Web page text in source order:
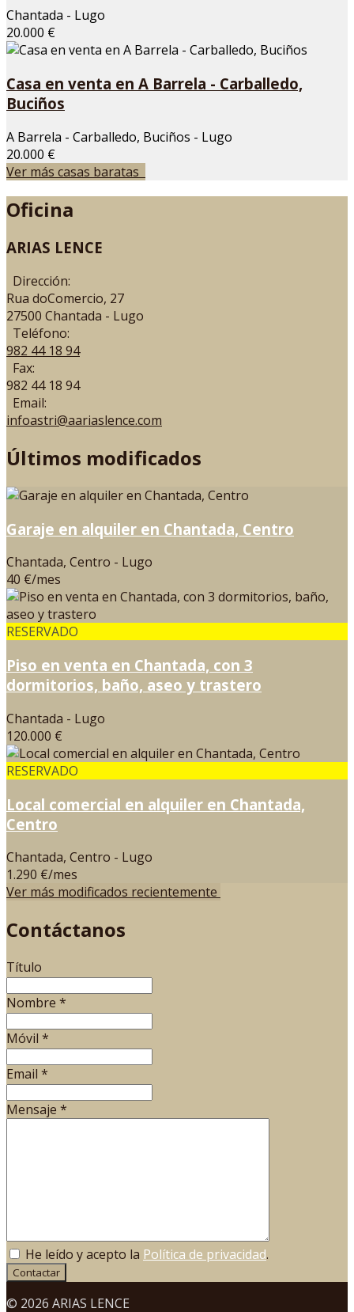
Chantada - Lugo
20.000 €
Casa en venta en A Barrela - Carballedo,
Buciños
A Barrela - Carballedo, Buciños - Lugo
20.000 €
Ver más casas baratas
Oficina
ARIAS LENCE
Dirección:
Rua doComercio, 27
27500 Chantada - Lugo
Teléfono:
982 44 18 94
Fax:
982 44 18 94
Email:
infoastri@aariaslence.com
Últimos modificados
Garaje en alquiler en Chantada, Centro
Chantada, Centro - Lugo
40 €/mes
RESERVADO
Piso en venta en Chantada, con 3
dormitorios, baño, aseo y trastero
Chantada - Lugo
120.000 €
RESERVADO
Local comercial en alquiler en Chantada,
Centro
Chantada, Centro - Lugo
1.290 €/mes
Ver más modificados recientemente
Contáctanos
Título
Nombre *
Móvil *
Email *
Mensaje *
He leído y acepto la Política de privacidad.
Contactar
© 2026 ARIAS LENCE